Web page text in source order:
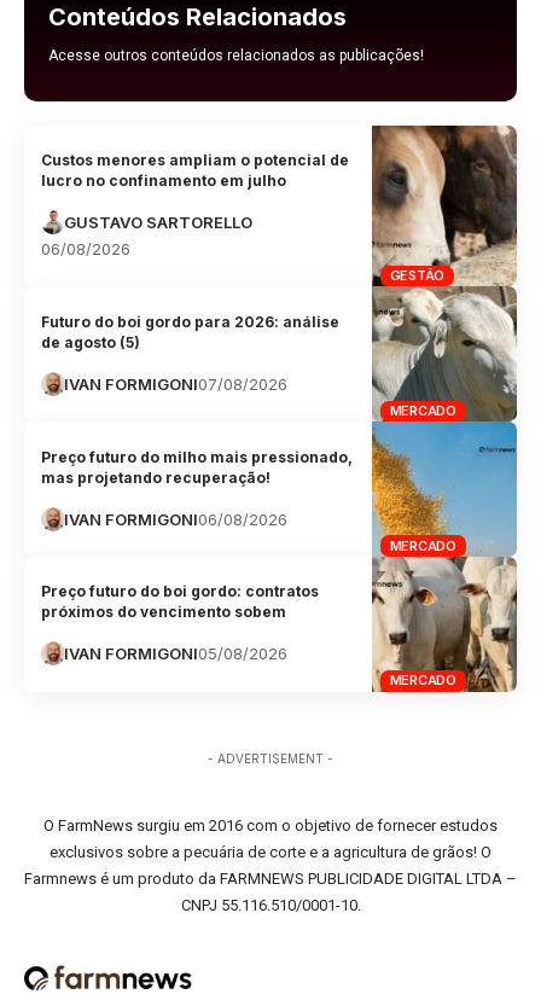
Conteúdos Relacionados
Acesse outros conteúdos relacionados as publicações!
GESTÃO
Custos menores ampliam o potencial de
lucro no confinamento em julho
GUSTAVO SARTORELLO
06/08/2026
MERCADO
Futuro do boi gordo para 2026: análise
de agosto (5)
IVAN FORMIGONI07/08/2026
MERCADO
Preço futuro do milho mais pressionado,
mas projetando recuperação!
IVAN FORMIGONI06/08/2026
MERCADO
Preço futuro do boi gordo: contratos
próximos do vencimento sobem
IVAN FORMIGONI05/08/2026
- ADVERTISEMENT -
O FarmNews surgiu em 2016 com o objetivo de fornecer estudos
exclusivos sobre a pecuária de corte e a agricultura de grãos! O
Farmnews é um produto da FARMNEWS PUBLICIDADE DIGITAL LTDA –
CNPJ 55.116.510/0001-10.